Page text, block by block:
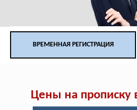
ВРЕМЕННАЯ РЕГИСТРАЦИЯ
Цены на прописку